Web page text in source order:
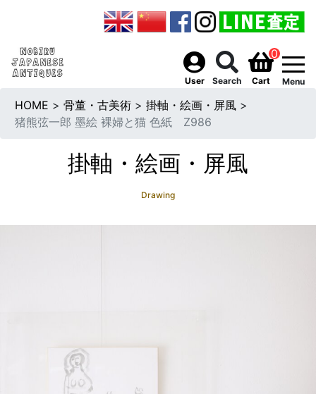
User Search
0
Cart Menu
HOME > 骨董・古美術 > 掛軸・絵画・屏風 >
猪熊弦一郎 墨絵 裸婦と猫 色紙 Z986
掛軸・絵画・屏風
Drawing